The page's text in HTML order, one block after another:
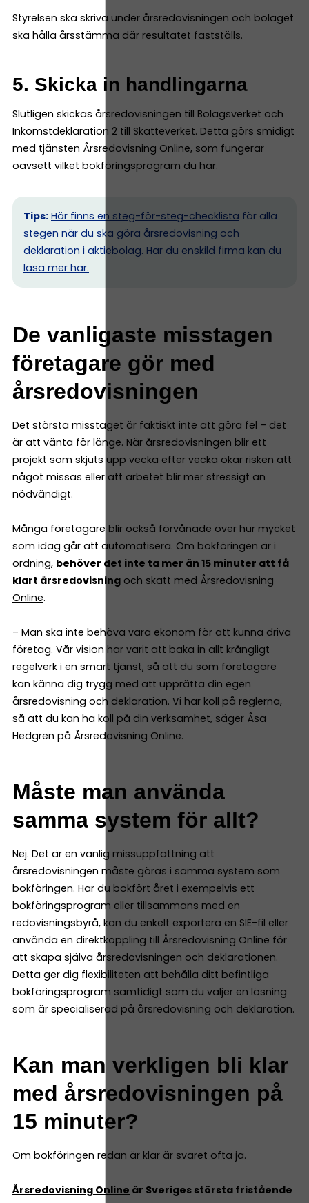
Styrelsen ska skriva under årsredovisningen och bolaget
ska hålla årsstämma där resultatet fastställs.
5. Skicka in handlingarna
Slutligen skickas årsredovisningen till Bolagsverket och
Inkomstdeklaration 2 till Skatteverket. Detta görs smidigt
med tjänsten Årsredovisning Online, som fungerar
oavsett vilket bokföringsprogram du har.
Tips: Här finns en steg-för-steg-checklista för alla
stegen när du ska göra årsredovisning och
deklaration i aktiebolag. Har du enskild firma kan du
läsa mer här.
De vanligaste misstagen
företagare gör med
årsredovisningen
Det största misstaget är faktiskt inte att göra fel – det
är att vänta för länge. När årsredovisningen blir ett
projekt som skjuts upp vecka efter vecka ökar risken att
något missas eller att arbetet blir mer stressigt än
nödvändigt.
Många företagare blir också förvånade över hur mycket
som idag går att automatisera. Om bokföringen är i
ordning, behöver det inte ta mer än 15 minuter att få
klart årsredovisning och skatt med Årsredovisning
Online.
– Man ska inte behöva vara ekonom för att kunna driva
företag. Vår vision har varit att baka in allt krångligt
regelverk i en smart tjänst, så att du som företagare
kan känna dig trygg med att upprätta din egen
årsredovisning och deklaration. Vi har koll på reglerna,
så att du kan ha koll på din verksamhet, säger Åsa
Hedgren på Årsredovisning Online.
Måste man använda
samma system för allt?
Nej. Det är en vanlig missuppfattning att
årsredovisningen måste göras i samma system som
bokföringen. Har du bokfört året i exempelvis ett
bokföringsprogram eller tillsammans med en
redovisningsbyrå, kan du enkelt exportera en SIE-fil eller
använda en direktkoppling till Årsredovisning Online för
att skapa själva årsredovisningen och deklarationen.
Detta ger dig flexibiliteten att behålla ditt befintliga
bokföringsprogram samtidigt som du väljer en lösning
som är specialiserad på årsredovisning och deklaration.
Kan man verkligen bli klar
med årsredovisningen på
15 minuter?
Om bokföringen redan är klar är svaret ofta ja.
Årsredovisning Online är Sveriges största fristående